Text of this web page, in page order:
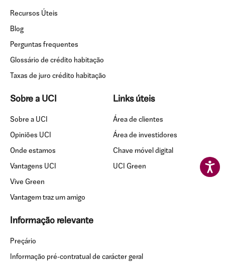
Recursos Úteis
Blog
Perguntas frequentes
Glossário de crédito habitação
Taxas de juro crédito habitação
Sobre a UCI
Sobre a UCI
Opiniões UCI
Onde estamos
Vantagens UCI
Vive Green
Vantagem traz um amigo
Links úteis
Área de clientes
Área de investidores
Chave móvel digital
UCI Green
Informação relevante
Preçário
Informação pré-contratual de carácter geral